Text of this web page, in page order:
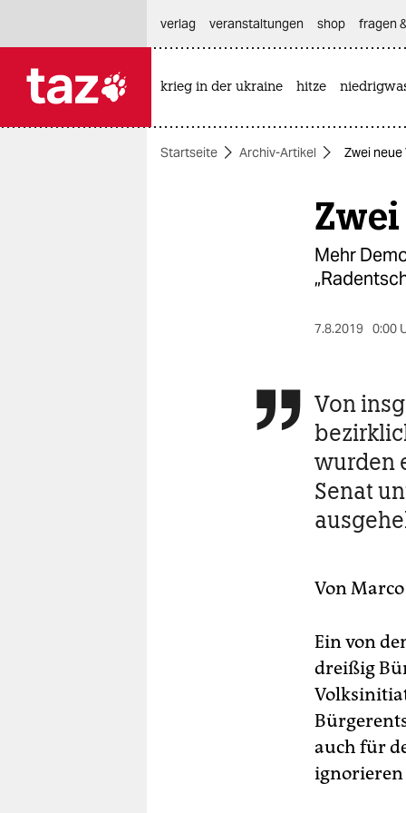
themen
verlag
veranstaltungen shop fragen
krieg in der ukraine hitze
Startseite Archiv-Artikel Zwei
Mehr
7.8.2019 0:00
 Von
wurden
Senat
Von
Ein von
dreißig
auch für
ignorieren